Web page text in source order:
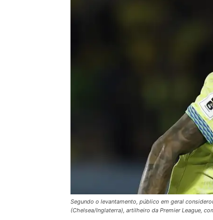
Segundo o levantamento, público em geral
(Chelsea/Inglaterra), artilheiro da Premier League,